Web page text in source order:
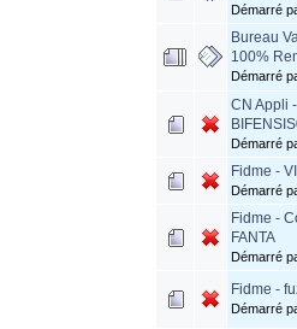
Démarré
Bureau
100%
Démarré
CN Appli
Démarré
Fidme -
Démarré
Fidme -
FANTA
Démarré
Fidme -
Démarré